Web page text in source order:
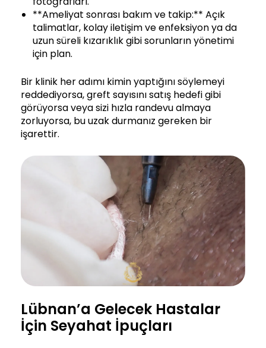
**Ameliyat sonrası bakım ve takip:** Açık
talimatlar, kolay iletişim ve enfeksiyon ya da
uzun süreli kızarıklık gibi sorunların yönetimi
için plan.
Bir klinik her adımı kimin yaptığını söylemeyi
reddediyorsa, greft sayısını satış hedefi gibi
görüyorsa veya sizi hızla randevu almaya
zorluyorsa, bu uzak durmanız gereken bir
işarettir.
Lübnan’a Gelecek Hastalar
İçin Seyahat İpuçları